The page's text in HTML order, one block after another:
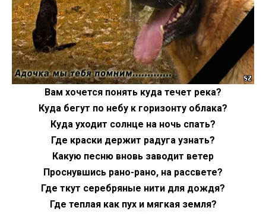
Вам хочется понять куда течет река?
Куда бегут по небу к горизонту облака?
Куда уходит солнце на ночь спать?
Где краски держит радуга узнать?
Какую песню вновь заводит ветер
Проснувшись рано-рано, на рассвете?
Где ткут серебряные нити для дождя?
Где теплая как пух и мягкая земля?